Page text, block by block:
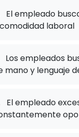
El empleado
laboral
Los empleados
mano y lenguaje
El empleado